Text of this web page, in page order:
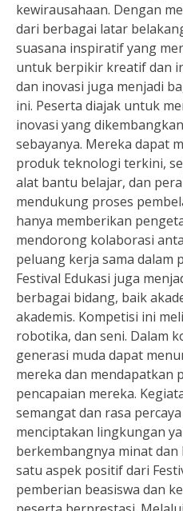
kewirausahaan. Dengan
dari berbagai latar
suasana inspiratif yang
untuk berpikir kreatif dan
dan inovasi juga menjadi
ini. Peserta diajak untuk
inovasi yang
sebayanya. Mereka dapat
produk teknologi terkini,
alat bantu belajar, dan
mendukung proses
hanya memberikan
mendorong kolaborasi
peluang kerja sama dalam
Festival Edukasi juga
berbagai bidang, baik
akademis. Kompetisi ini
robotika, dan seni. Dalam
generasi muda dapat
mereka dan mendapatkan
pencapaian mereka.
semangat dan rasa
menciptakan lingkungan
berkembangnya minat dan
satu aspek positif dari
pemberian beasiswa dan